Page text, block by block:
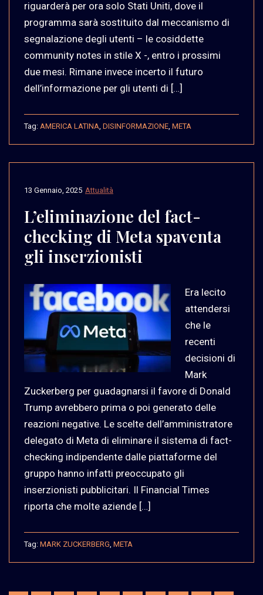
riguarderà per ora solo Stati Uniti, dove il
programma sarà sostituito dal meccanismo di
segnalazione degli utenti – le cosiddette
community notes in stile X -, entro i prossimi
due mesi. Rimane invece incerto il futuro
dell’informazione per gli utenti di […]
Tag: AMERICA LATINA DISINFORMAZIONE META
Attualità
13 Gennaio, 2025
L’eliminazione del fact-
checking di Meta spaventa
gli inserzionisti
Era lecito
attendersi
che le
recenti
decisioni di
Mark
Zuckerberg per guadagnarsi il favore di Donald
Trump avrebbero prima o poi generato delle
reazioni negative. Le scelte dell’amministratore
delegato di Meta di eliminare il sistema di fact-
checking indipendente dalle piattaforme del
gruppo hanno infatti preoccupato gli
inserzionisti pubblicitari. Il Financial Times
riporta che molte aziende […]
Tag: MARK ZUCKERBERG META